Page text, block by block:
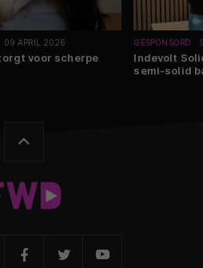
09 APRIL 2026
voor scherpe
GESPONSORD
Indevolt
semi-solid